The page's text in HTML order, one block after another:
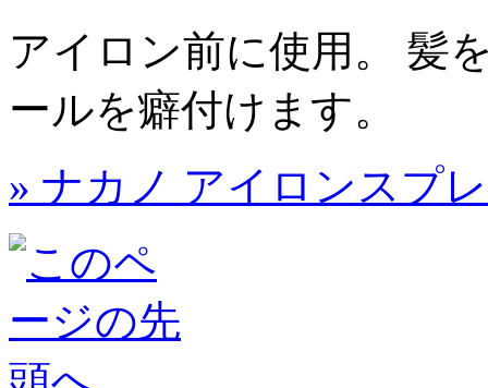
アイロン前に使用。 髪
ールを癖付けます。
» ナカノ アイロンスプ